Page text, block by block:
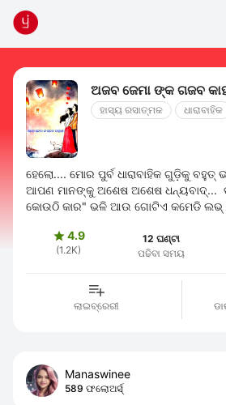
ଅଜବ ଜେମା ଙ୍କ ଗଜବ
ହାସ୍ୟ ରସାତ୍ମକ ଧାରାବାହିକ
ହେଲୋ.... ମୋର ପୁର୍ବ ଧାରାବାହିକ ଗୁଡ଼ିକୁ ବହୁତ୍ ଭଲ ପାଇବା ଦେଇ ଥିବାରୁ
ଆପଣ ମାନଙ୍କୁ ଅଶେଷ ଅଶେଷ ଧନ୍ୟବାଦ୍... ବହୁତ୍ ଦିନ ପରେ " ବୋକି
କୋଉଠି କାର" ଭଳି ଆଉ ଗୋଟିଏ କମେଡି ଲଭ୍
4.9
(1.2K)
12 ଘଣ୍ଟା
ପଢିବା ସମୟ
ଲାଇବ୍ରେରୀ
Manaswinee
589 ଫଲୋଅର୍ସ୍